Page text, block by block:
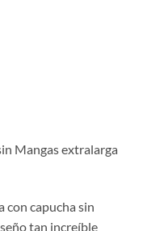
Mangas extralarga
con capucha sin
tan increíble